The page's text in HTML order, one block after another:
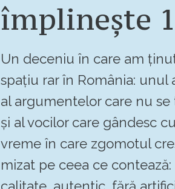
împlinește
Un deceniu în care am
spațiu rar în România: unul
al argumentelor care nu
și al vocilor care gândesc
vreme în care zgomotul
mizat pe ceea ce